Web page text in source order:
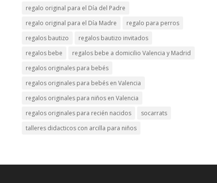
regalo original para el Día del Padre
regalo original para el Día Madre
regalo para perros
regalos bautizo
regalos bautizo invitados
regalos bebe
regalos bebe a domicilio Valencia y Madrid
regalos originales para bebés
regalos originales para bebés en Valencia
regalos originales para niños en Valencia
regalos originales para recién nacidos
socarrats
talleres didacticos con arcilla para niños